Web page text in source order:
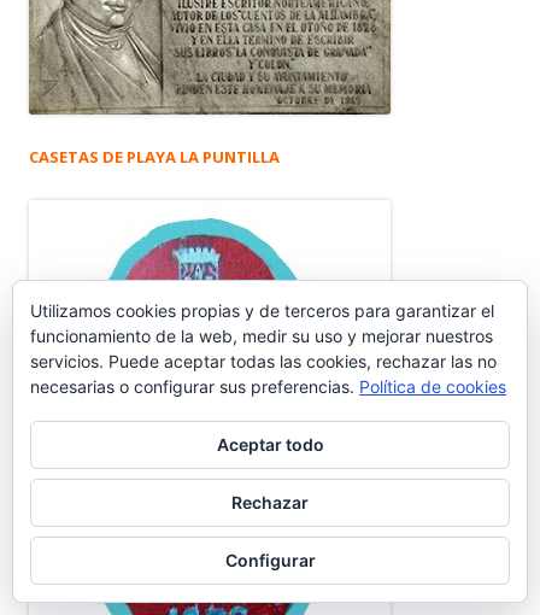
CASETAS DE PLAYA LA PUNTILLA
Utilizamos cookies propias y de terceros para garantizar el
funcionamiento de la web, medir su uso y mejorar nuestros
servicios. Puede aceptar todas las cookies, rechazar las no
necesarias o configurar sus preferencias. Política de cookies
Aceptar todo
Rechazar
Configurar